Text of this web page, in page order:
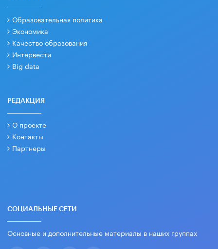
Образовательная политика
Экономика
Качество образования
Интервести
Big data
РЕДАКЦИЯ
О проекте
Контакты
Партнеры
СОЦИАЛЬНЫЕ СЕТИ
Основные и дополнительные материалы в наших группах